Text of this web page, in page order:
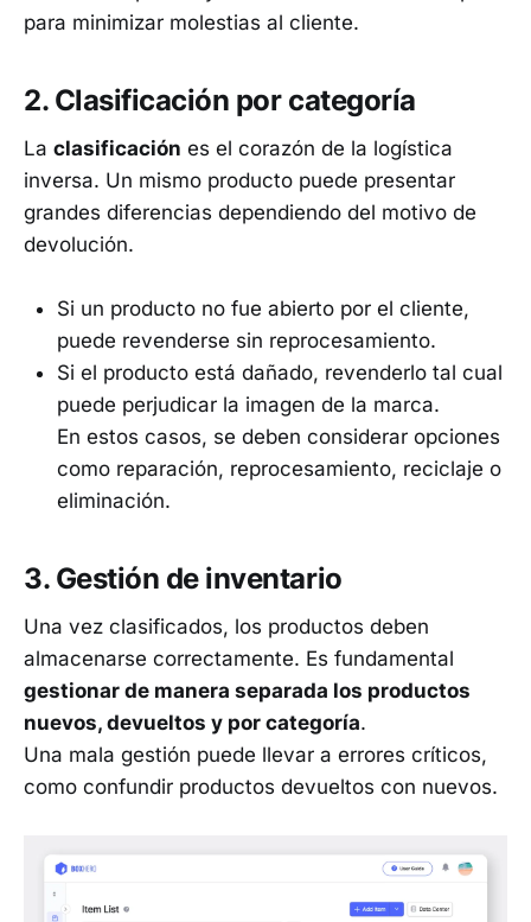
para minimizar molestias al cliente.
2. Clasificación por categoría
La clasificación es el corazón de la logística
inversa. Un mismo producto puede presentar
grandes diferencias dependiendo del motivo de
devolución.
Si un producto no fue abierto por el cliente,
puede revenderse sin reprocesamiento.
Si el producto está dañado, revenderlo tal cual
puede perjudicar la imagen de la marca.
En estos casos, se deben considerar opciones
como reparación, reprocesamiento, reciclaje o
eliminación.
3. Gestión de inventario
Una vez clasificados, los productos deben
almacenarse correctamente. Es fundamental
gestionar de manera separada los productos
nuevos, devueltos y por categoría.
Una mala gestión puede llevar a errores críticos,
como confundir productos devueltos con nuevos.